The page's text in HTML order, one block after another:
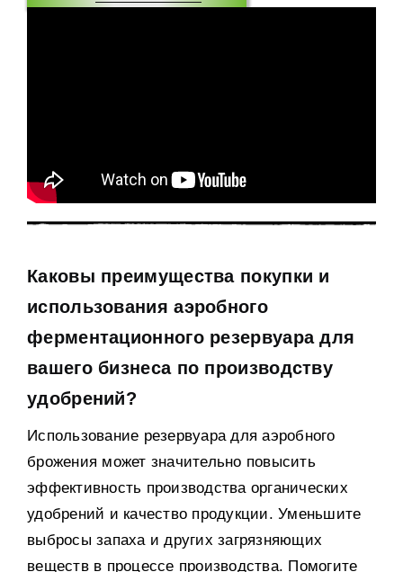
Каковы преимущества покупки и
использования аэробного
ферментационного резервуара для
вашего бизнеса по производству
удобрений?
Использование резервуара для аэробного
брожения может значительно повысить
эффективность производства органических
удобрений и качество продукции.Уменьшите
выбросы запаха и других загрязняющих
веществ в процессе производства. Помогите